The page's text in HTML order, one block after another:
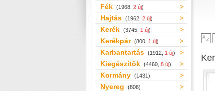
Fék (1968, 2 új)
Hajtás (1962, 2 új)
Kerék (3745, 1 új)
Kerékpár (800, 1 új)
Karbantartás (1912, 1 új)
Kiegészítők (4460, 8 új)
Kormány (1431)
Nyereg (808)